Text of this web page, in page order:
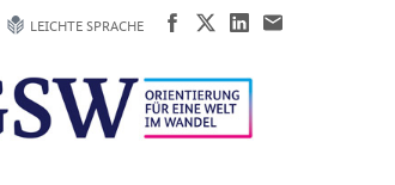
LEICHTE SPRACHE